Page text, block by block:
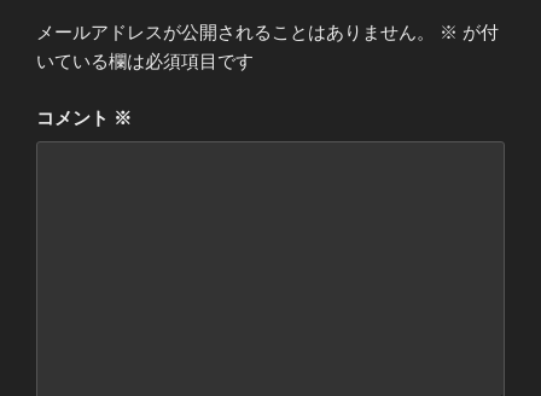
メールアドレスが公開されることはありません。 ※ が付
いている欄は必須項目です
コメント ※